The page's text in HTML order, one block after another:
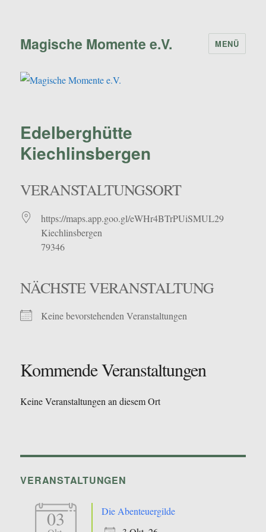
Magische Momente e.V. MENÜ
Edelberghütte
Kiechlinsbergen
VERANSTALTUNGSORT
https://maps.app.goo.gl/eWHr4BTrPUiSMUL29
Kiechlinsbergen
79346
NÄCHSTE VERANSTALTUNG
Keine bevorstehenden Veranstaltungen
Kommende Veranstaltungen
Keine Veranstaltungen an diesem Ort
VERANSTALTUNGEN
03
Die Abenteuergilde